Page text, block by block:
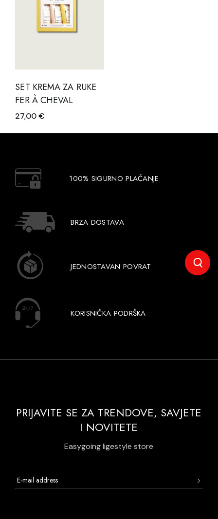
SET KREMA ZA RUKE
FER À CHEVAL
27,00€
100% SIGURNO PLAĆANJE
BRZA DOSTAVA
JEDNOSTAVAN POVRAT
KORISNIČKA PODRŠKA
PRIJAVITE SE ZA TRENDOVE, SAVJETE
I NOVITETE
Easygoing ligestyle store